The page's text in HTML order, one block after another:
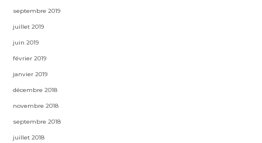
septembre 2019
juillet 2019
juin 2019
février 2019
janvier 2019
décembre 2018
novembre 2018
septembre 2018
juillet 2018